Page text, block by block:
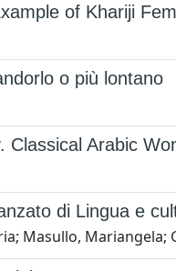
of Khariji
o più lontano
Classical Arabic
di Lingua e
Masullo, Mariangela;